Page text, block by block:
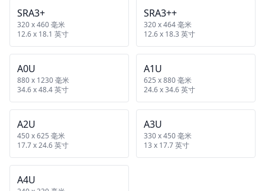
SRA3+
320 x 460 毫米
12.6 x 18.1 英寸
SRA3++
320 x 464 毫米
12.6 x 18.3 英寸
A0U
880 x 1230 毫米
34.6 x 48.4 英寸
A1U
625 x 880 毫米
24.6 x 34.6 英寸
A2U
450 x 625 毫米
17.7 x 24.6 英寸
A3U
330 x 450 毫米
13 x 17.7 英寸
A4U